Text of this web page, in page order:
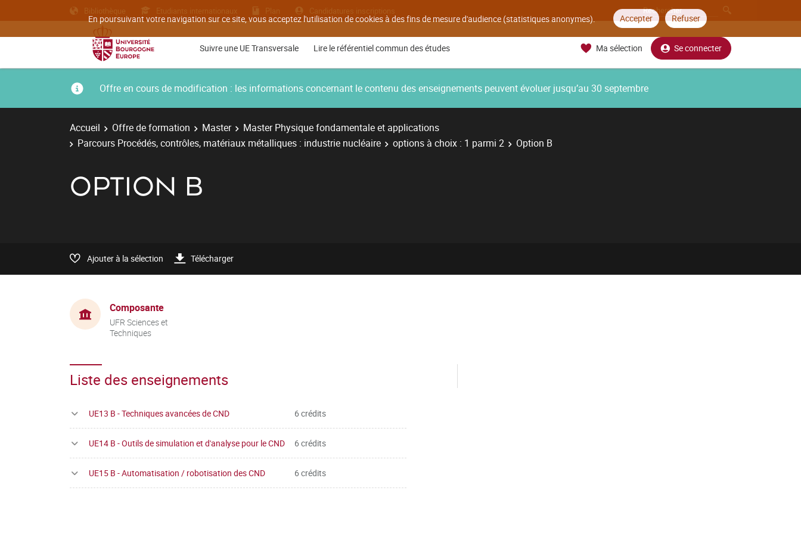
En poursuivant votre navigation sur ce site, vous acceptez l'utilisation de cookies à des fins de mesure d'audience (statistiques anonymes). Accepter Refuser
Bibliothèque Etudiants internationaux Plan Candidatures inscriptions
Suivre une UE Transversale Lire le référentiel commun des études Ma sélection Se connecter
Offre en cours de modification : les informations concernant le contenu des enseignements peuvent évoluer jusqu’au 30 septembre
Accueil Offre de formation Master
Master Physique fondamentale et applications
Parcours Procédés, contrôles, matériaux métalliques : industrie nucléaire
options à choix : 1 parmi 2 Option B
OPTION B
Ajouter à la sélection Télécharger
Composante
UFR Sciences et
Techniques
Liste des enseignements
UE13 B - Techniques avancées de CND 6 crédits
UE14 B - Outils de simulation et d'analyse pour le CND 6 crédits
UE15 B - Automatisation / robotisation des CND 6 crédits